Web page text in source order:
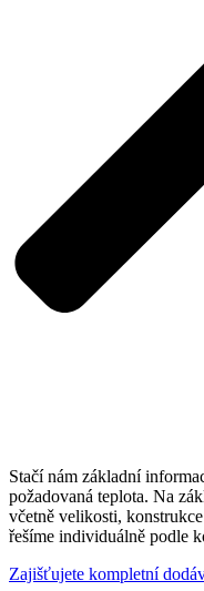
Stačí nám základní
požadovaná teplota. Na
včetně velikosti,
řešíme individuálně podle
Zajišťujete kompletní